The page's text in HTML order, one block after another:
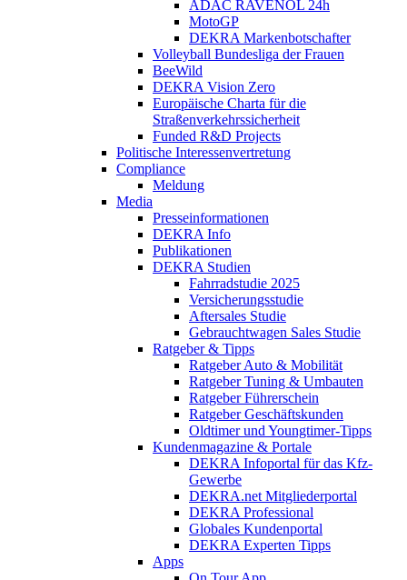
ADAC RAVENOL 24h
MotoGP
DEKRA Markenbotschafter
Volleyball Bundesliga der Frauen
BeeWild
DEKRA Vision Zero
Europäische Charta für die
Straßenverkehrssicherheit
Funded R&D Projects
Politische Interessenvertretung
Compliance
Meldung
Media
Presseinformationen
DEKRA Info
Publikationen
DEKRA Studien
Fahrradstudie 2025
Versicherungsstudie
Aftersales Studie
Gebrauchtwagen Sales Studie
Ratgeber & Tipps
Ratgeber Auto & Mobilität
Ratgeber Tuning & Umbauten
Ratgeber Führerschein
Ratgeber Geschäftskunden
Oldtimer und Youngtimer-Tipps
Kundenmagazine & Portale
DEKRA Infoportal für das Kfz-
Gewerbe
DEKRA.net Mitgliederportal
DEKRA Professional
Globales Kundenportal
DEKRA Experten Tipps
Apps